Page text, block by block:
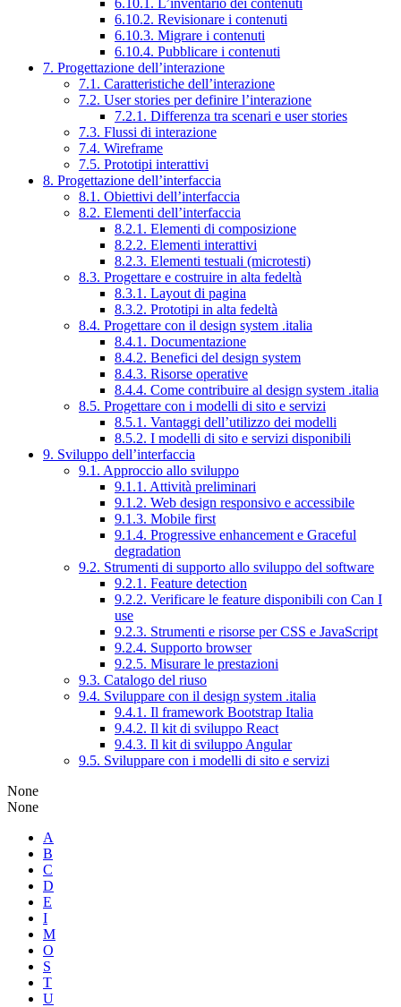
6.10.1. L’inventario dei contenuti
6.10.2. Revisionare i contenuti
6.10.3. Migrare i contenuti
6.10.4. Pubblicare i contenuti
7. Progettazione dell’interazione
7.1. Caratteristiche dell’interazione
7.2. User stories per definire l’interazione
7.2.1. Differenza tra scenari e user stories
7.3. Flussi di interazione
7.4. Wireframe
7.5. Prototipi interattivi
8. Progettazione dell’interfaccia
8.1. Obiettivi dell’interfaccia
8.2. Elementi dell’interfaccia
8.2.1. Elementi di composizione
8.2.2. Elementi interattivi
8.2.3. Elementi testuali (microtesti)
8.3. Progettare e costruire in alta fedeltà
8.3.1. Layout di pagina
8.3.2. Prototipi in alta fedeltà
8.4. Progettare con il design system .italia
8.4.1. Documentazione
8.4.2. Benefici del design system
8.4.3. Risorse operative
8.4.4. Come contribuire al design system .italia
8.5. Progettare con i modelli di sito e servizi
8.5.1. Vantaggi dell’utilizzo dei modelli
8.5.2. I modelli di sito e servizi disponibili
9. Sviluppo dell’interfaccia
9.1. Approccio allo sviluppo
9.1.1. Attività preliminari
9.1.2. Web design responsivo e accessibile
9.1.3. Mobile first
9.1.4. Progressive enhancement e Graceful
degradation
9.2. Strumenti di supporto allo sviluppo del software
9.2.1. Feature detection
9.2.2. Verificare le feature disponibili con Can I
use
9.2.3. Strumenti e risorse per CSS e JavaScript
9.2.4. Supporto browser
9.2.5. Misurare le prestazioni
9.3. Catalogo del riuso
9.4. Sviluppare con il design system .italia
9.4.1. Il framework Bootstrap Italia
9.4.2. Il kit di sviluppo React
9.4.3. Il kit di sviluppo Angular
9.5. Sviluppare con i modelli di sito e servizi
None
None
A
B
C
D
E
I
M
O
S
T
U